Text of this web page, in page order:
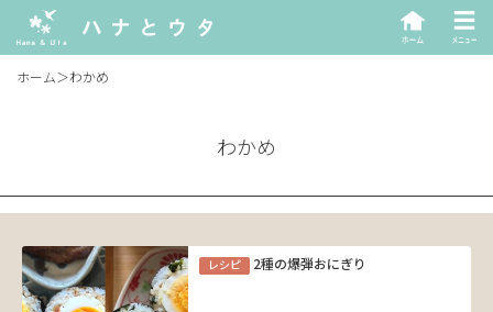
ホーム＞わかめ
わかめ
レシピ 2種の爆弾おにぎり